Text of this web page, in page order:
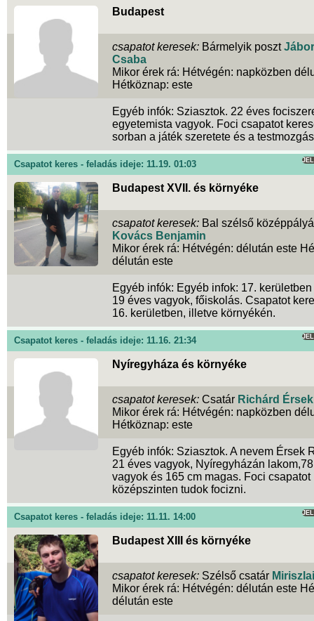
Budapest
csapatot keresek: Bármelyik poszt
Csaba
Mikor érek rá: Hétvégén: napközben
Hétköznap: este
Egyéb infók: Sziasztok. 22 éves
egyetemista vagyok. Foci csapatot
sorban a játék szeretete és a
Csapatot keres - feladás ideje: 11.19. 01:03
Budapest XVII. és környéke
csapatot keresek: Bal szélső
Kovács Benjamin
Mikor érek rá: Hétvégén: délután este
délután este
Egyéb infók: Egyéb infok: 17.
19 éves vagyok, főiskolás. Csapatot
16. kerületben, illetve környékén.
Csapatot keres - feladás ideje: 11.16. 21:34
Nyíregyháza és környéke
csapatot keresek: Csatár Richárd Érsek
Mikor érek rá: Hétvégén: napközben
Hétköznap: este
Egyéb infók: Sziasztok. A nevem Érsek
21 éves vagyok, Nyíregyházán
vagyok és 165 cm magas. Foci csapatot
középszinten tudok focizni.
Csapatot keres - feladás ideje: 11.11. 14:00
Budapest XIII és környéke
csapatot keresek: Szélső csatár
Mikor érek rá: Hétvégén: délután este
délután este